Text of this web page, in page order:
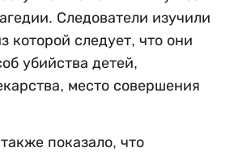
Следователи изучили
которой следует, что они
убийства детей,
место совершения
показало, что